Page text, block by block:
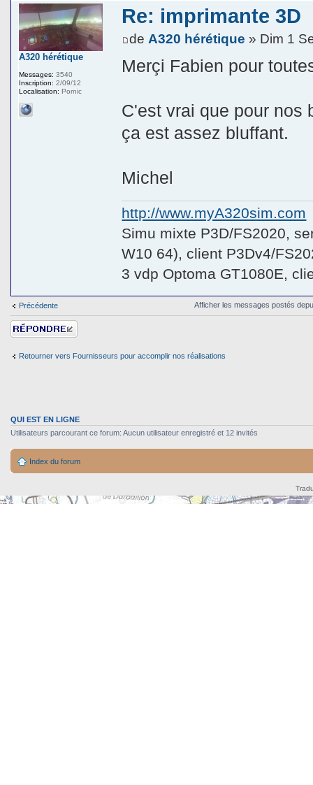
Re: imprimante 3D
de A320 hérétique » Dim 1
Merçi Fabien pour
C'est vrai que pour nos
ça est assez bluffant.
Michel
http://www.myA320sim.com
Simu mixte P3D/FS2020,
W10 64), client P3Dv4/
3 vdp Optoma GT1080E,
A320 hérétique
Messages: 3540
Inscription: 2/09/12
Localisation: Pornic
Précédente Afficher les messages postés
Répondre
Retourner vers Fournisseurs pour accomplir nos réalisations
QUI EST EN LIGNE
Utilisateurs parcourant ce forum: Aucun utilisateur enregistré et 12 invités
Index du forum